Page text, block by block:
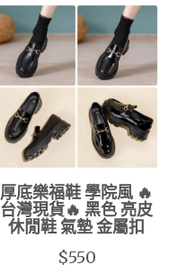
厚底樂福鞋 學院風 🔥
台灣現貨🔥 黑色 亮皮
休閒鞋 氣墊 金屬扣
$550